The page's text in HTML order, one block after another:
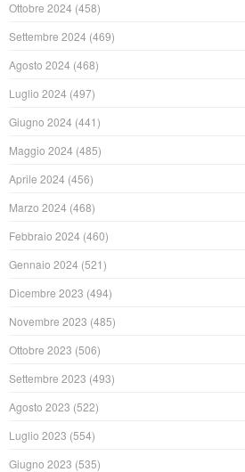
Ottobre 2024 (458)
Settembre 2024 (469)
Agosto 2024 (468)
Luglio 2024 (497)
Giugno 2024 (441)
Maggio 2024 (485)
Aprile 2024 (456)
Marzo 2024 (468)
Febbraio 2024 (460)
Gennaio 2024 (521)
Dicembre 2023 (494)
Novembre 2023 (485)
Ottobre 2023 (506)
Settembre 2023 (493)
Agosto 2023 (522)
Luglio 2023 (554)
Giugno 2023 (535)